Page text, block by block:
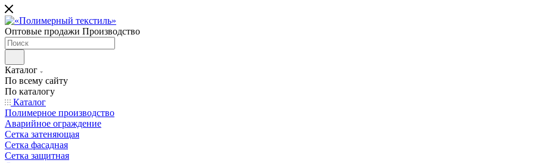
Оптовые продажи Производство
Каталог
По всему сайту
По каталогу
Каталог
Полимерное производство
Аварийное ограждение
Сетка затеняющая
Сетка фасадная
Сетка защитная